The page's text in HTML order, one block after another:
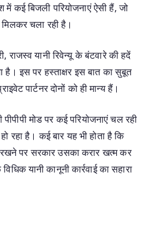
कई बिजली परियोजनाएं ऐसी हैं, जो
चला रही है।
राजस्व यानी रिवेन्यू के बंटवारे की हदें
इस पर हस्ताक्षर इस बात का सुबूत
पार्टनर दोनों को ही मान्य हैं।
पीपीपी मोड पर कई परियोजनाएं चल रही
है। कई बार यह भी होता है कि
रखने पर सरकार उसका करार खत्म कर
यानी कानूनी कार्रवाई का सहारा